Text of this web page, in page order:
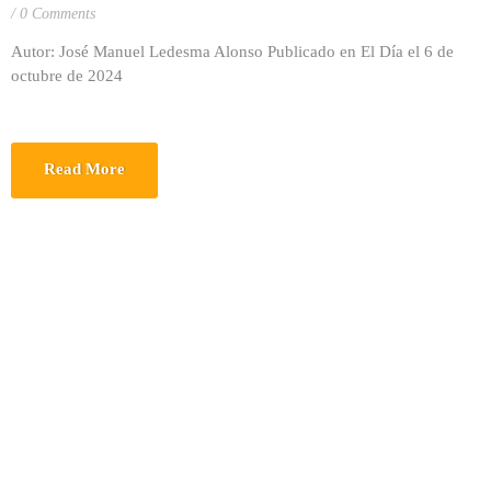
0 Comments
Autor: José Manuel Ledesma Alonso Publicado en El Día el 6 de
octubre de 2024
Read More